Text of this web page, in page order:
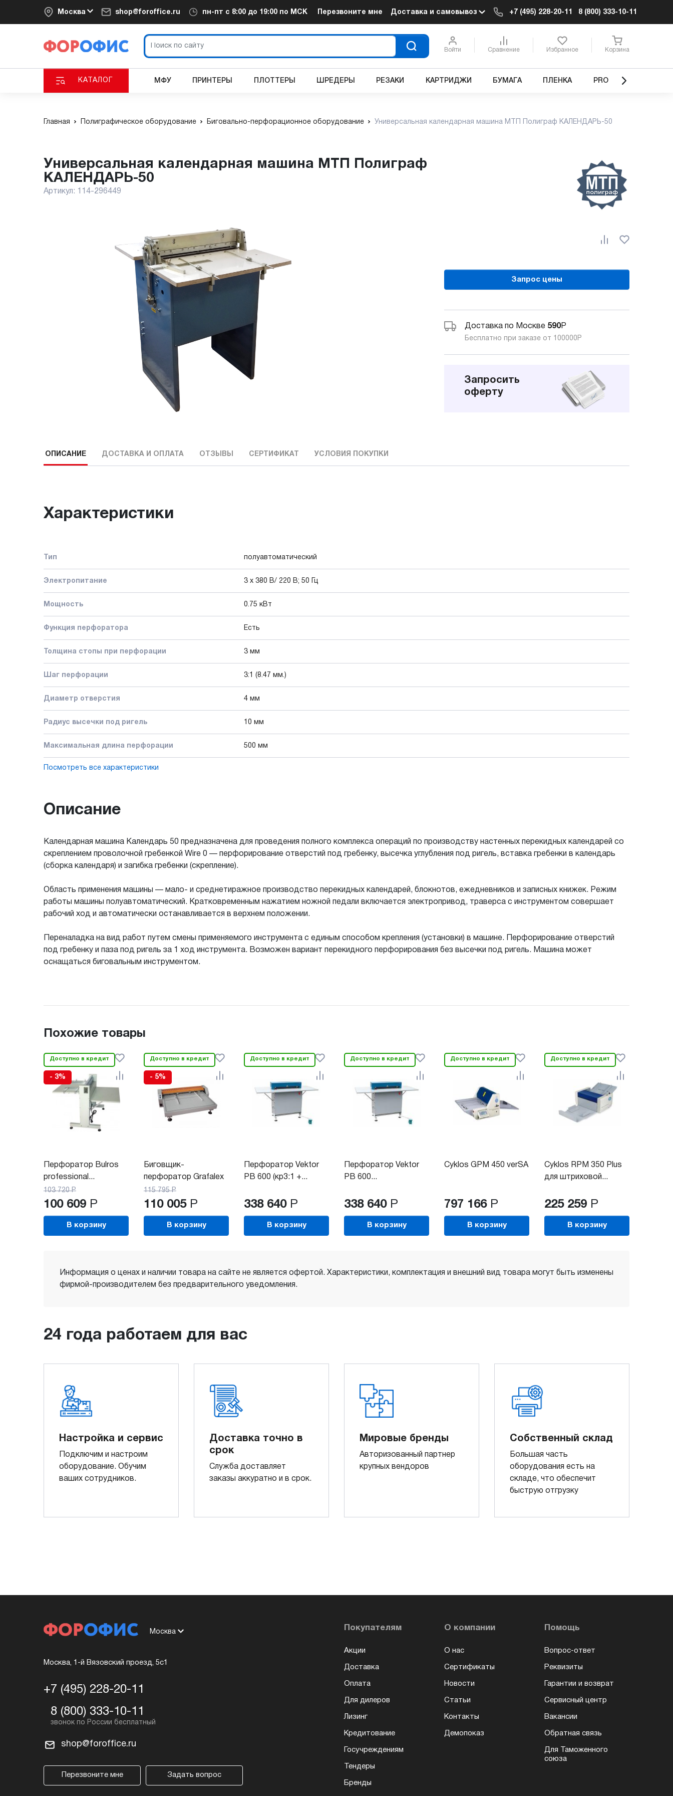
Москва shop@foroffice.ru пн-пт с 8:00 до 19:00 по МСК Перезвоните мне Доставка и самовывоз +7 (495) 228-20-11 8 (800) 333-10-11
Войти Сравнение Избранное Корзина
КАТАЛОГ МФУ ПРИНТЕРЫ ПЛОТТЕРЫ ШРЕДЕРЫ РЕЗАКИ КАРТРИДЖИ БУМАГА ПЛЕНКА PRO
Главная Полиграфическое оборудование Биговально-перфорационное оборудование Универсальная календарная машина МТП Полиграф КАЛЕНДАРЬ-50
Универсальная календарная машина МТП Полиграф
КАЛЕНДАРЬ-50
Артикул: 114-296449
Запрос цены
Доставка по Москве 590Р
Бесплатно при заказе от 100000 Р
Запросить
оферту
ОПИСАНИЕ ДОСТАВКА И ОПЛАТА ОТЗЫВЫ СЕРТИФИКАТ УСЛОВИЯ ПОКУПКИ
Характеристики
Тип полуавтоматический
Электропитание 3 х 380 В/ 220 В; 50 Гц
Мощность 0.75 кВт
Функция перфоратора Есть
Толщина стопы при перфорации 3 мм
Шаг перфорации 3:1 (8.47 мм.)
Диаметр отверстия 4 мм
Радиус высечки под ригель 10 мм
Максимальная длина перфорации 500 мм
Посмотреть все характеристики
Описание
Календарная машина Календарь 50 предназначена для проведения полного комплекса операций по производству настенных перекидных календарей со
скреплением проволочной гребенкой Wire 0 — перфорирование отверстий под гребенку, высечка углубления под ригель, вставка гребенки в календарь
(сборка календаря) и загибка гребенки (скрепление).
Область применения машины — мало- и среднетиражное производство перекидных календарей, блокнотов, ежедневников и записных книжек. Режим
работы машины полуавтоматический. Кратковременным нажатием ножной педали включается электропривод, траверса с инструментом совершает
рабочий ход и автоматически останавливается в верхнем положении.
Переналадка на вид работ путем смены применяемого инструмента с единым способом крепления (установки) в машине. Перфорирование отверстий
под гребенку и паза под ригель за 1 ход инструмента. Возможен вариант перекидного перфорирования без высечки под ригель. Машина может
оснащаться биговальным инструментом.
Похожие товары
Доступно в кредит
- 3%
Перфоратор Bulros
professional...
103 720 Р
100 609 Р
В корзину
Доступно в кредит
- 5%
Биговщик-
перфоратор Grafalex
660E
115 795 Р
110 005 Р
В корзину
Доступно в кредит
Перфоратор Vektor
PB 600 (кр3:1 +...
338 640 Р
В корзину
Доступно в кредит
Перфоратор Vektor
PB 600...
338 640 Р
В корзину
Доступно в кредит
Cyklos GPM 450 verSA
797 166 Р
В корзину
Доступно в кредит
Cyklos RPM 350 Plus
для штриховой...
225 259 Р
В корзину
Информация о ценах и наличии товара на сайте не является офертой. Характеристики, комплектация и внешний вид товара могут быть изменены
фирмой-производителем без предварительного уведомления.
24 года работаем для вас
Настройка и сервис
Подключим и настроим
оборудование. Обучим
ваших сотрудников.
Доставка точно в
срок
Служба доставляет
заказы аккуратно и в срок.
Мировые бренды
Авторизованный партнер
крупных вендоров
Собственный склад
Большая часть
оборудования есть на
складе, что обеспечит
быструю отгрузку
Москва
Москва, 1-й Вязовский проезд, 5с1
+7 (495) 228-20-11
8 (800) 333-10-11
shop@foroffice.ru
Перезвоните мне Задать вопрос
Покупателям
Акции
Доставка
Оплата
Для дилеров
Лизинг
Кредитование
Госучреждениям
Тендеры
Бренды
О компании
О нас
Сертификаты
Новости
Статьи
Контакты
Демопоказ
Помощь
Вопрос-ответ
Реквизиты
Гарантии и возврат
Сервисный центр
Вакансии
Обратная связь
Для Таможенного
союза